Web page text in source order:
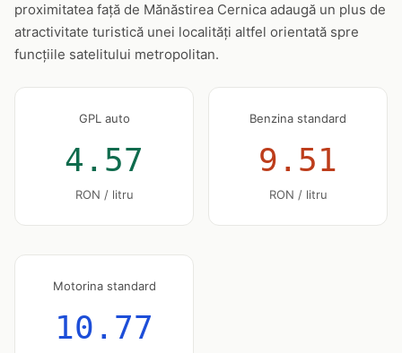
proximitatea față de Mănăstirea Cernica adaugă un plus de
atractivitate turistică unei localități altfel orientată spre
funcțiile satelitului metropolitan.
GPL auto
4.57
RON / litru
Benzina standard
9.51
RON / litru
Motorina standard
10.77